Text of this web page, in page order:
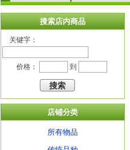
搜索店内商品
关键字：
价格： 到
店铺分类
所有物品